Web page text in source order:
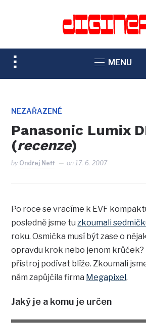
TOGGLE
SIDEBAR
NAVIGATION
MENU
NEZAŘAZENÉ
Panasonic Lumix
(recenze)
by Ondřej Neff on17. 6. 2007
Po roce se vracíme k EVF
posledně jsme tuzkoumali
roku. Osmička musí být zase o
opravdu krok nebo jenom krůček?
přístroj podívat blíže. Zkoumali
nám zapůjčila firma Megapixel.
Jaký je a komu je určen